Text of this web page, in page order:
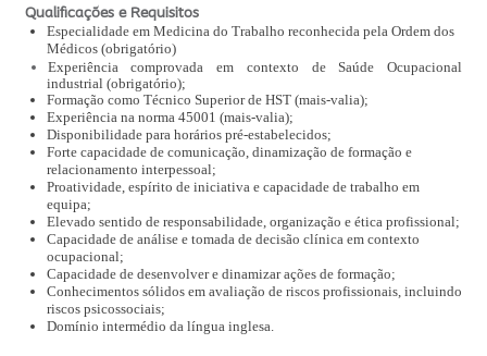
Qualificações e Requisitos
Especialidade em Medicina do Trabalho reconhecida pela Ordem dos
Médicos (obrigatório)
Experiência comprovada em contexto de Saúde Ocupacional
industrial (obrigatório);
Formação como Técnico Superior de HST (mais-valia);
Experiência na norma 45001 (mais-valia);
Disponibilidade para horários pré-estabelecidos;
Forte capacidade de comunicação, dinamização de formação e
relacionamento interpessoal;
Proatividade, espírito de iniciativa e capacidade de trabalho em
equipa;
Elevado sentido de responsabilidade, organização e ética profissional;
Capacidade de análise e tomada de decisão clínica em contexto
ocupacional;
Capacidade de desenvolver e dinamizar ações de formação;
Conhecimentos sólidos em avaliação de riscos profissionais, incluindo
riscos psicossociais;
Domínio intermédio da língua inglesa.